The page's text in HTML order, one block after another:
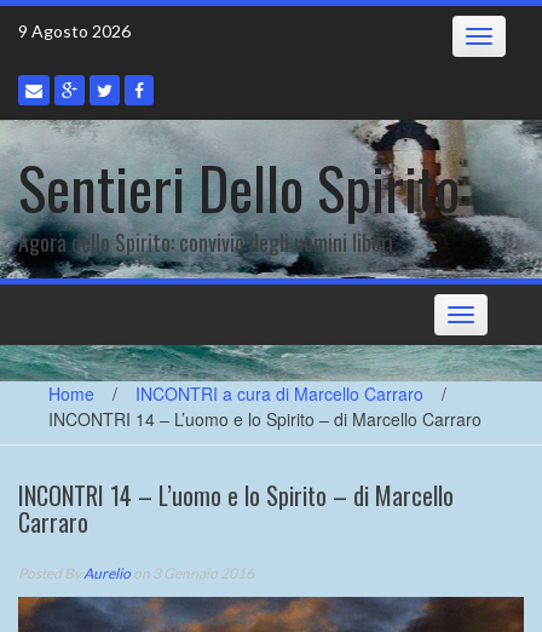
Skip
9 Agosto 2026 Toggle
Sentieri Dello Spirito
Agorà dello Spirito: convivio degli uomini liberi
Toggle
navigation
Home / INCONTRI a cura di Marcello Carraro
/
INCONTRI 14 – L’uomo e lo Spirito – di Marcello Carraro
INCONTRI 14 – L’uomo e lo Spirito – di Marcello
Carraro
Posted ByAurelio on 3 Gennaio 2016